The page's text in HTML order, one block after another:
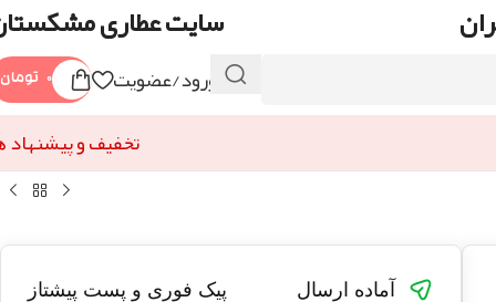
سایت عطاری
ورود/عضویت ۰ تومان
تخفیف و پیشنهاد
آماده ارسال
پیک فوری و پست پیشتاز